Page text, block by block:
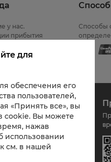
у нас.
прибытия
Способы
для
обеспечения его
пользователей,
«Принять все», вы
cookie. Вы можете
нажав
использовании
см. в нашей